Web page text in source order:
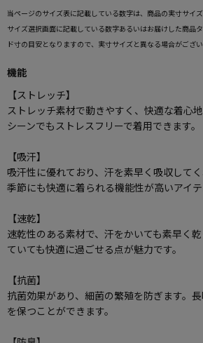
当ページのサイズ表に記載している数字は、商品の実寸サイズ
サイズ選択画面に記載している数字あるいはお届けした商品
ド寸の目安となりますので、実寸サイズと異なる場合がござい
機能
【ストレッチ】
ストレッチ素材で動きやすく、快適な着心
シーンでもストレスフリーで着用できます。
【吸汗】
吸汗性に優れており、汗を素早く吸収して
季節にも快適に着られる機能性が高いアイテ
【速乾】
速乾性のある素材で、汗をかいても素早く
ていても快適に過ごせる点が魅力です。
【抗菌】
抗菌効果があり、細菌の繁殖を防ぎます。
を保つことができます。